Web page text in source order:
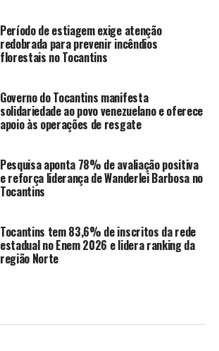
Período de estiagem exige atenção
redobrada para prevenir incêndios
florestais no Tocantins
Governo do Tocantins manifesta
solidariedade ao povo venezuelano e oferece
apoio às operações de resgate
Pesquisa aponta 78% de avaliação positiva
e reforça liderança de Wanderlei Barbosa no
Tocantins
Tocantins tem 83,6% de inscritos da rede
estadual no Enem 2026 e lidera ranking da
região Norte